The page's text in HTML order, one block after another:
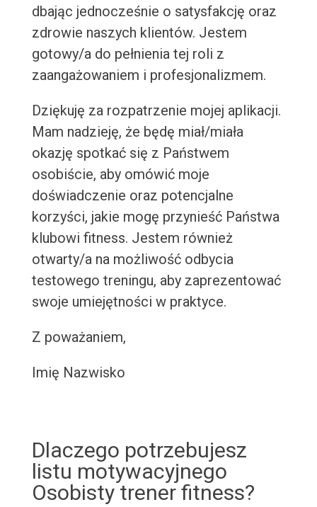
dbając jednocześnie o satysfakcję oraz
zdrowie naszych klientów. Jestem
gotowy/a do pełnienia tej roli z
zaangażowaniem i profesjonalizmem.
Dziękuję za rozpatrzenie mojej aplikacji.
Mam nadzieję, że będę miał/miała
okazję spotkać się z Państwem
osobiście, aby omówić moje
doświadczenie oraz potencjalne
korzyści, jakie mogę przynieść Państwa
klubowi fitness. Jestem również
otwarty/a na możliwość odbycia
testowego treningu, aby zaprezentować
swoje umiejętności w praktyce.
Z poważaniem,
Imię Nazwisko
Dlaczego potrzebujesz
listu motywacyjnego
Osobisty trener fitness?